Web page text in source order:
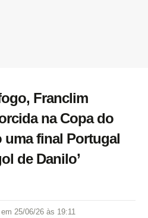
Franclim
na Copa do
uma final Portugal
de Danilo’
25/06/26 às 19:11